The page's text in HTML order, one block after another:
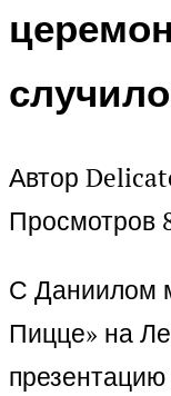
Автор
Просмотров
С Даниилом
Пицце» на